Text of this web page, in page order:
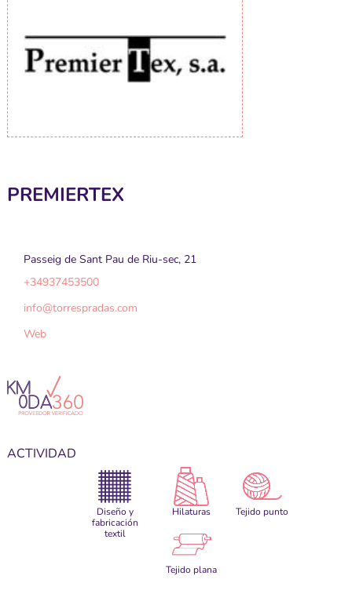
PREMIERTEX
Passeig de Sant Pau de Riu-sec, 21
+34937453500
info@torrespradas.com
Web
ACTIVIDAD
Diseño y
fabricación
textil
Hilaturas Tejido punto
Tejido plana